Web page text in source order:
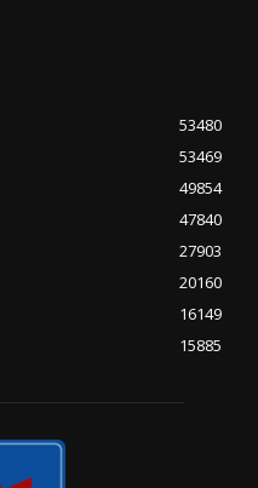
53480
53469
49854
47840
27903
20160
16149
15885